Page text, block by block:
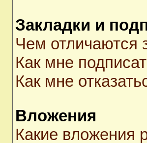
Закладки и
Чем отличаются
Как мне
Как мне
Вложения
Какие вложения